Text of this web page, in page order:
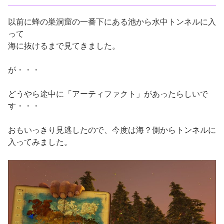
以前に蜂の巣洞窟の一番下にある池から水中トンネルに入
って
海に抜けるまで見てきました。
が・・・
どうやら途中に「アーティファクト」があったらしいで
す・・・
おもいっきり見逃したので、今度は海？側からトンネルに
入ってみました。